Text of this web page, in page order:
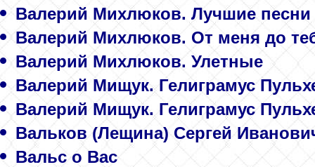
Валерий Михлюков. Лучшие песни
Валерий Михлюков. От меня до
Валерий Михлюков. Улетные
Валерий Мищук. Гелиграмус
Валерий Мищук. Гелиграмус
Вальков (Лещина) Сергей
Вальс о Вас